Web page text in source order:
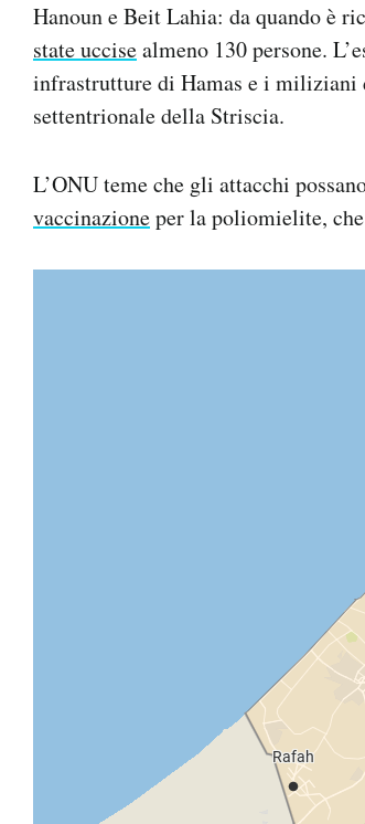
Hanoun e Beit Lahia: da quando è
state uccisealmeno 130 persone.
infrastrutture di Hamas e i miliziani
settentrionale della Striscia.
L’ONU teme che gli attacchi
vaccinazioneper la poliomielite,